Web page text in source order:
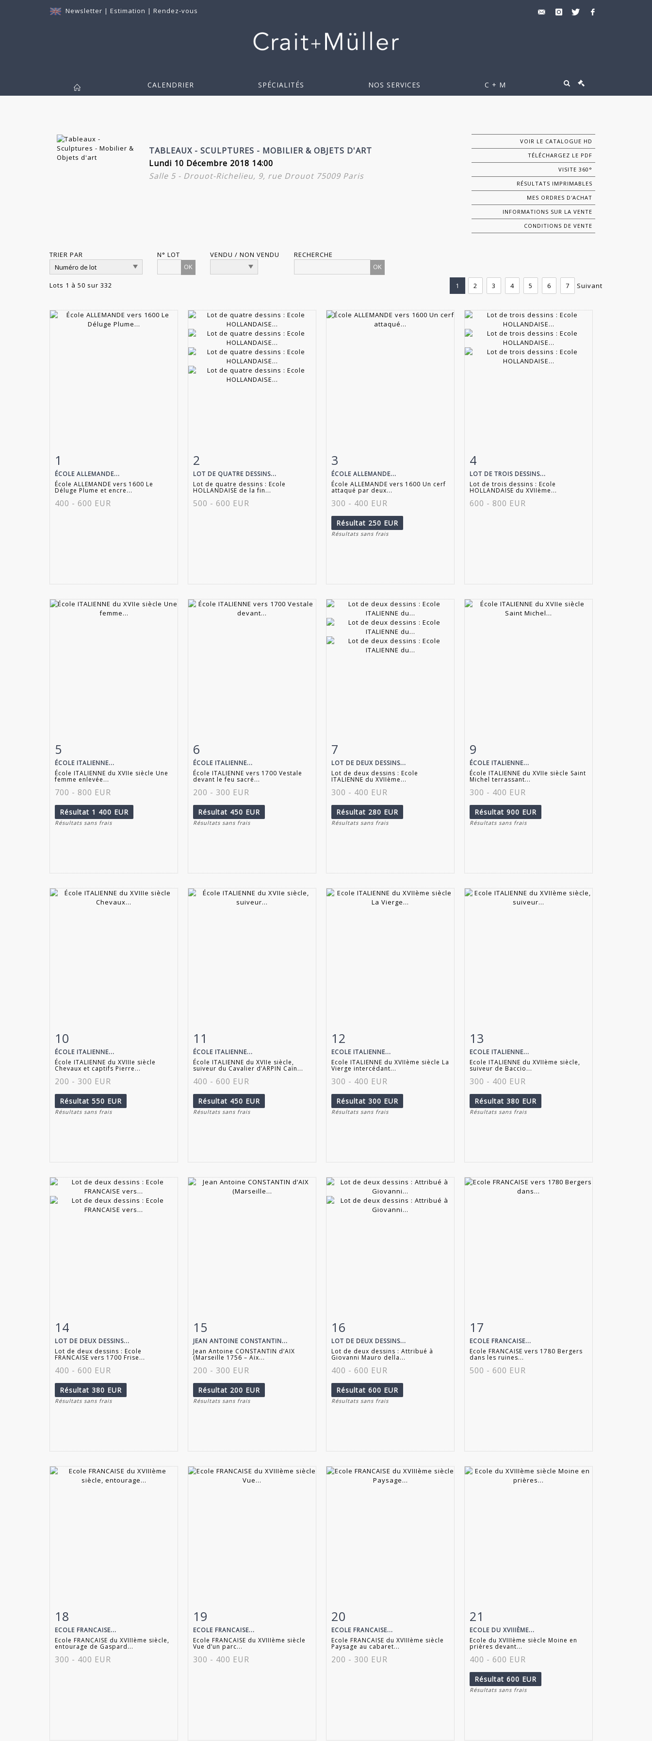
Newsletter | Estimation | Rendez-vous
CALENDRIER SPÉCIALITÉS NOS SERVICES C + M
TABLEAUX - SCULPTURES - MOBILIER & OBJETS D'ART
Lundi 10 Décembre 2018 14:00
Salle 5 - Drouot-Richelieu, 9, rue Drouot 75009 Paris
VOIR LE CATALOGUE HD
TÉLÉCHARGEZ LE PDF
VISITE 360°
RÉSULTATS IMPRIMABLES
MES ORDRES D'ACHAT
INFORMATIONS SUR LA VENTE
CONDITIONS DE VENTE
TRIER PAR
N° LOT
OK
VENDU / NON VENDU RECHERCHE
Lots 1 à 50 sur 332 1 2 3 4 5 6 7 Suivant
1
ÉCOLE ALLEMANDE...
École ALLEMANDE vers 1600 Le
Déluge Plume et encre...
400 - 600 EUR
Fiche détaillée
2
LOT DE QUATRE DESSINS...
Lot de quatre dessins : Ecole
HOLLANDAISE de la fin...
500 - 600 EUR
Fiche détaillée
3
ÉCOLE ALLEMANDE...
École ALLEMANDE vers 1600 Un cerf
attaqué par deux...
300 - 400 EUR
Résultat 250 EUR
Résultats sans frais
Fiche détaillée
4
LOT DE TROIS DESSINS...
Lot de trois dessins : Ecole
HOLLANDAISE du XVIIème...
600 - 800 EUR
Fiche détaillée
5
ÉCOLE ITALIENNE...
École ITALIENNE du XVIIe siècle Une
femme enlevée...
700 - 800 EUR
Résultat 1 400 EUR
Résultats sans frais
Fiche détaillée
6
ÉCOLE ITALIENNE...
École ITALIENNE vers 1700 Vestale
devant le feu sacré...
200 - 300 EUR
Résultat 450 EUR
Résultats sans frais
Fiche détaillée
7
LOT DE DEUX DESSINS...
Lot de deux dessins : Ecole
ITALIENNE du XVIIème...
300 - 400 EUR
Résultat 280 EUR
Résultats sans frais
Fiche détaillée
9
ÉCOLE ITALIENNE...
École ITALIENNE du XVIIe siècle Saint
Michel terrassant...
300 - 400 EUR
Résultat 900 EUR
Résultats sans frais
Fiche détaillée
10
ÉCOLE ITALIENNE...
École ITALIENNE du XVIIIe siècle
Chevaux et captifs Pierre...
200 - 300 EUR
Résultat 550 EUR
Résultats sans frais
Fiche détaillée
11
ÉCOLE ITALIENNE...
École ITALIENNE du XVIIe siècle,
suiveur du Cavalier d’ARPIN Caïn...
400 - 600 EUR
Résultat 450 EUR
Résultats sans frais
Fiche détaillée
12
ECOLE ITALIENNE...
Ecole ITALIENNE du XVIIème siècle La
Vierge intercédant...
300 - 400 EUR
Résultat 300 EUR
Résultats sans frais
Fiche détaillée
13
ECOLE ITALIENNE...
Ecole ITALIENNE du XVIIème siècle,
suiveur de Baccio...
300 - 400 EUR
Résultat 380 EUR
Résultats sans frais
Fiche détaillée
14
LOT DE DEUX DESSINS...
Lot de deux dessins : Ecole
FRANCAISE vers 1700 Frise...
400 - 600 EUR
Résultat 380 EUR
Résultats sans frais
Fiche détaillée
15
JEAN ANTOINE CONSTANTIN...
Jean Antoine CONSTANTIN d’AIX
(Marseille 1756 – Aix...
200 - 300 EUR
Résultat 200 EUR
Résultats sans frais
Fiche détaillée
16
LOT DE DEUX DESSINS...
Lot de deux dessins : Attribué à
Giovanni Mauro della...
400 - 600 EUR
Résultat 600 EUR
Résultats sans frais
Fiche détaillée
17
ECOLE FRANCAISE...
Ecole FRANCAISE vers 1780 Bergers
dans les ruines...
500 - 600 EUR
Fiche détaillée
18
ECOLE FRANCAISE...
Ecole FRANCAISE du XVIIIème siècle,
entourage de Gaspard...
300 - 400 EUR
Fiche détaillée
19
ECOLE FRANCAISE...
Ecole FRANCAISE du XVIIIème siècle
Vue d’un parc...
300 - 400 EUR
Fiche détaillée
20
ECOLE FRANCAISE...
Ecole FRANCAISE du XVIIIème siècle
Paysage au cabaret...
200 - 300 EUR
Fiche détaillée
21
ECOLE DU XVIIIÈME...
Ecole du XVIIIème siècle Moine en
prières devant...
400 - 600 EUR
Résultat 600 EUR
Résultats sans frais